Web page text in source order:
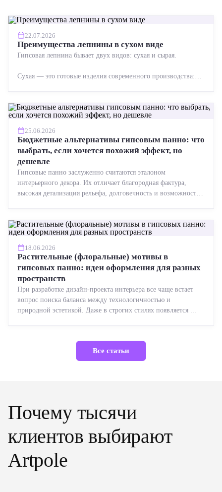
22.07.2026
Преимущества лепнины в сухом виде
Гипсовая лепнина бывает двух видов: сухая и сырая.
Сухая — это готовые изделия современного производства:
25.06.2026
Бюджетные альтернативы гипсовым панно: что
выбрать, если хочется похожий эффект, но
дешевле
Гипсовые панно заслуженно считаются эталоном
интерьерного декора. Их отличает благородная фактура,
высокая детализация рельефа, долговечность и возможность
18.06.2026
Растительные (флоральные) мотивы в
гипсовых панно: идеи оформления для разных
пространств
При разработке дизайн-проекта интерьера все чаще встает
вопрос поиска баланса между технологичностью и
природной эстетикой. Даже в строгих стилях появляется ...
Все статьи
Почему тысячи
клиентов выбирают
Artpole